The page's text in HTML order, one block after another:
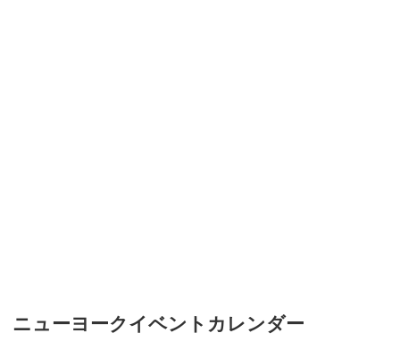
ニューヨークイベントカレンダー